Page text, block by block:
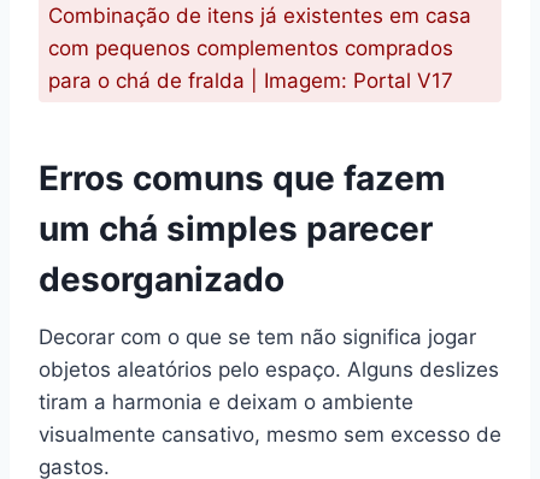
Combinação de itens já existentes em casa
com pequenos complementos comprados
para o chá de fralda | Imagem: Portal V17
Erros comuns que fazem
um chá simples parecer
desorganizado
Decorar com o que se tem não significa jogar
objetos aleatórios pelo espaço. Alguns deslizes
tiram a harmonia e deixam o ambiente
visualmente cansativo, mesmo sem excesso de
gastos.